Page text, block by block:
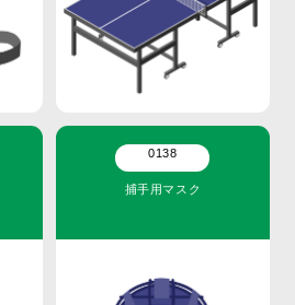
0138
捕手用マスク